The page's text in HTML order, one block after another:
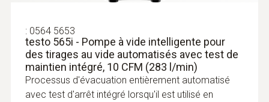
: 0564 5653
testo 565i - Pompe à vide intelligente pour
des tirages au vide automatisés avec test de
maintien intégré, 10 CFM (283 l/min)
Processus d'évacuation entièrement automatisé
avec test d'arrêt intégré lorsqu'il est utilisé en